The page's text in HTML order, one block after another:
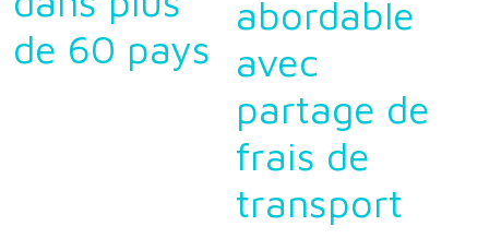
de 60 pays
abordable
avec
partage de
frais de
transport